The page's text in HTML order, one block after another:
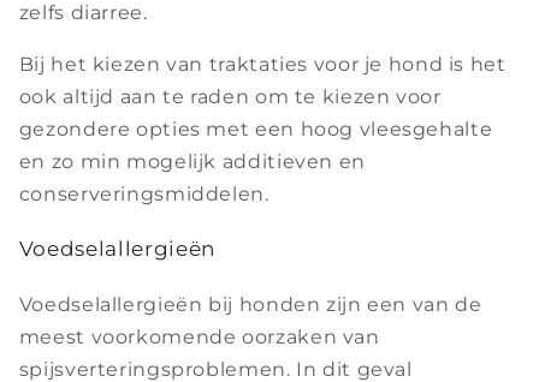
zelfs diarree.
Bij het kiezen van traktaties voor je hond is het
ook altijd aan te raden om te kiezen voor
gezondere opties met een hoog vleesgehalte
en zo min mogelijk additieven en
conserveringsmiddelen.
Voedselallergieën
Voedselallergieën bij honden zijn een van de
meest voorkomende oorzaken van
spijsverteringsproblemen. In dit geval